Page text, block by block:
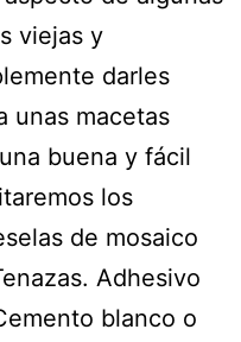
viejas y
darles
unas macetas
buena y fácil
los
de mosaico
Adhesivo
blanco o